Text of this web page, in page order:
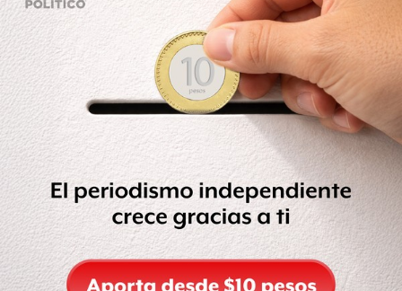
Este martes, Animal Políticopublicó
que el SAT comprobó
que 25 de las 26 compañías investigadas no existen
y se
presume que sus operaciones son falsas.